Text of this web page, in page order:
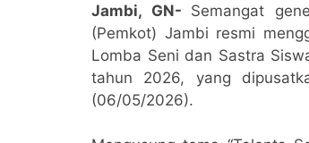
Jambi, GN- Semangat
(Pemkot) Jambi resmi
Lomba Seni dan Sastra
tahun 2026, yang
(06/05/2026).